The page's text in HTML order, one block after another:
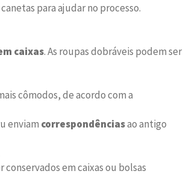
para ajudar no processo.
caixas. As roupas dobráveis podem ser
cômodos, de acordo com a
enviam correspondênciasao antigo
em caixas ou bolsas